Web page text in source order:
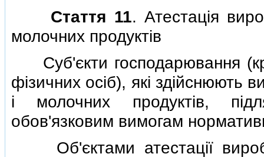
Стаття 11. Атестацiя
молочних продуктiв
Суб'єкти господарювання
фiзичних осiб), якi здiйснюють
i молочних продуктiв,
обов'язковим вимогам
Об'єктами атестацiї